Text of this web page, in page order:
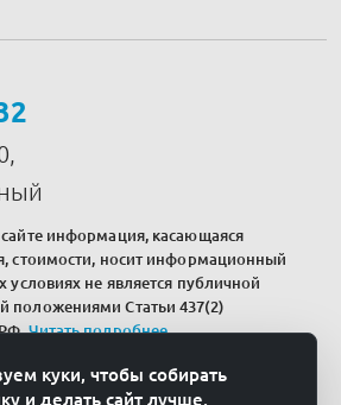
сайте информация, касающаяся
стоимости, носит информационный
условиях не является публичной
положениями Статьи 437(2)
РФ.Читать подробнее.
данных
куки, чтобы собирать
и делать сайт лучше.